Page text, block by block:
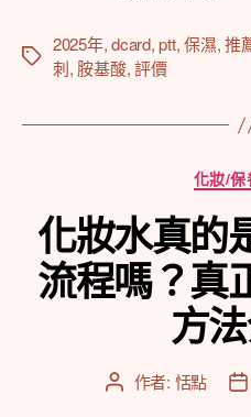
標
2025年,dcard,ptt,保濕,推
刺, 胺基酸,評價
化妝/
化妝水真的
流程嗎？真
方
文 作者: 恬點
文